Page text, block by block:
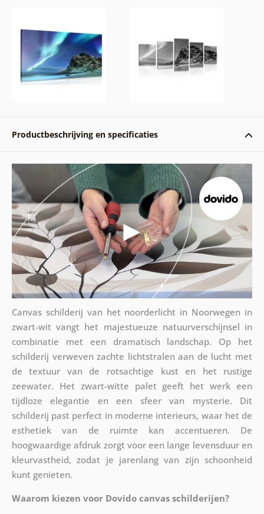
Productbeschrijving en specificaties
Canvas schilderij van het noorderlicht in Noorwegen in
zwart-wit vangt het majestueuze natuurverschijnsel in
combinatie met een dramatisch landschap. Op het
schilderij verweven zachte lichtstralen aan de lucht met
de textuur van de rotsachtige kust en het rustige
zeewater. Het zwart-witte palet geeft het werk een
tijdloze elegantie en een sfeer van mysterie. Dit
schilderij past perfect in moderne interieurs, waar het de
esthetiek van de ruimte kan accentueren. De
hoogwaardige afdruk zorgt voor een lange levensduur en
kleurvastheid, zodat je jarenlang van zijn schoonheid
kunt genieten.
Waarom kiezen voor Dovido canvas schilderijen?